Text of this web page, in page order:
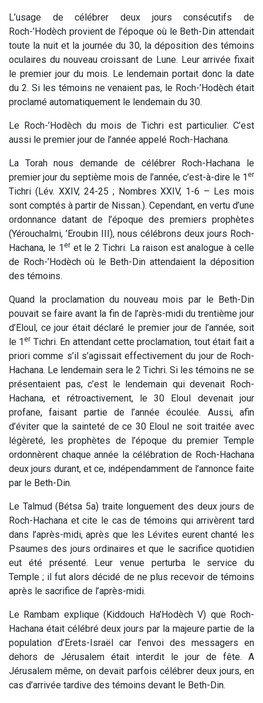
L’usage de célébrer deux jours consécutifs de
Roch-’Hodèch provient de l’époque où le Beth-Din attendait
toute la nuit et la journée du 30, la déposition des témoins
oculaires du nouveau croissant de Lune. Leur arrivée fixait
le premier jour du mois. Le lendemain portait donc la date
du 2. Si les témoins ne venaient pas, le Roch-’Hodèch était
proclamé automatiquement le lendemain du 30.
Le Roch-’Hodèch du mois de Tichri est particulier. C’est
aussi le premier jour de l’année appelé Roch-Hachana.
La Torah nous demande de célébrer Roch-Hachana le
premier jour du septième mois de l’année, c’est-à-dire le 1 er
Tichri (Lév. XXIV, 24-25 ; Nombres XXIV, 1-6 – Les mois
sont comptés à partir de Nissan.). Cependant, en vertu d’une
ordonnance datant de l’époque des premiers prophètes
(Yérouchalmi, ’Eroubin III), nous célébrons deux jours Roch-
Hachana, le 1 eret le 2 Tichri. La raison est analogue à celle
de Roch-’Hodèch où le Beth-Din attendaient la déposition
des témoins.
Quand la proclamation du nouveau mois par le Beth-Din
pouvait se faire avant la fin de l’après-midi du trentième jour
d’Eloul, ce jour était déclaré le premier jour de l’année, soit
le 1 er Tichri. En attendant cette proclamation, tout était fait a
priori comme s’il s’agissait effectivement du jour de Roch-
Hachana. Le lendemain sera le 2 Tichri. Si les témoins ne se
présentaient pas, c’est le lendemain qui devenait Roch-
Hachana, et rétroactivement, le 30 Eloul devenait jour
profane, faisant partie de l’année écoulée. Aussi, afin
d’éviter que la sainteté de ce 30 Eloul ne soit traitée avec
légèreté, les prophètes de l’époque du premier Temple
ordonnèrent chaque année la célébration de Roch-Hachana
deux jours durant, et ce, indépendamment de l’annonce faite
par le Beth-Din.
Le Talmud (Bétsa 5a) traite longuement des deux jours de
Roch-Hachana et cite le cas de témoins qui arrivèrent tard
dans l’après-midi, après que les Lévites eurent chanté les
Psaumes des jours ordinaires et que le sacrifice quotidien
eut été présenté. Leur venue perturba le service du
Temple ; il fut alors décidé de ne plus recevoir de témoins
après le sacrifice de l’après-midi.
Le Rambam explique (Kiddouch Ha’Hodèch V) que Roch-
Hachana était célébré deux jours par la majeure partie de la
population d’Erets-Israël car l’envoi des messagers en
dehors de Jérusalem était interdit le jour de fête. A
Jérusalem même, on devait parfois célébrer deux jours, en
cas d’arrivée tardive des témoins devant le Beth-Din.